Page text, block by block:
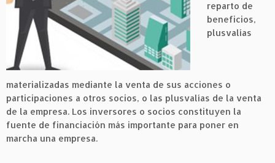
reparto de
beneficios,
plusvalías
materializadas mediante la venta de sus acciones o
participaciones a otros socios, o las plusvalías de la venta
de la empresa. Los inversores o socios constituyen la
fuente de financiación más importante para poner en
marcha una empresa.